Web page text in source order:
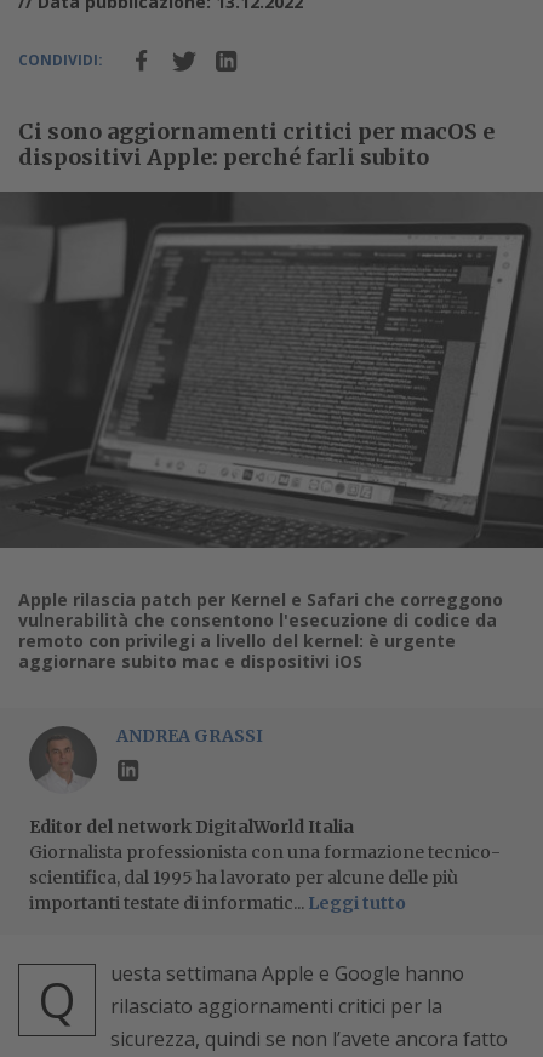
CONDIVIDI:
Ci sono aggiornamenti critici per macOS e
dispositivi Apple: perché farli subito
Apple rilascia patch per Kernel e Safari che correggono
vulnerabilità che consentono l'esecuzione di codice da
remoto con privilegi a livello del kernel: è urgente
aggiornare subito mac e dispositivi iOS
ANDREA GRASSI
Editor del network DigitalWorld Italia
Giornalista professionista con una formazione tecnico-
scientifica, dal 1995 ha lavorato per alcune delle più
importanti testate di informatic... Leggi tutto
Q
uesta settimana Apple e Google hanno
rilasciato aggiornamenti critici per la
sicurezza, quindi se non l’avete ancora fatto